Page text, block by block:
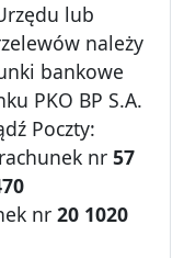
lub
należy
bankowe
PKO BP S.A.
Poczty:
nr 57
nr 20 1020